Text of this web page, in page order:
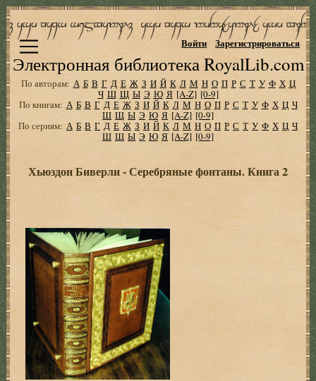
Электронная библиотека RoyalLib.com
Войти Зарегистрироваться
По авторам: А Б В Г Д Е Ж З И Й К Л М Н О П Р С Т У Ф Х Ц
Ч Ш Щ Ы Э Ю Я [A-Z] [0-9]
По книгам: А Б В Г Д Е Ж З И Й К Л М Н О П Р С Т У Ф Х Ц Ч
Ш Щ Ы Э Ю Я [A-Z] [0-9]
По сериям: А Б В Г Д Е Ж З И Й К Л М Н О П Р С Т У Ф Х Ц Ч
Ш Щ Ы Э Ю Я [A-Z] [0-9]
Хьюздон Биверли - Серебряные фонтаны. Книга 2